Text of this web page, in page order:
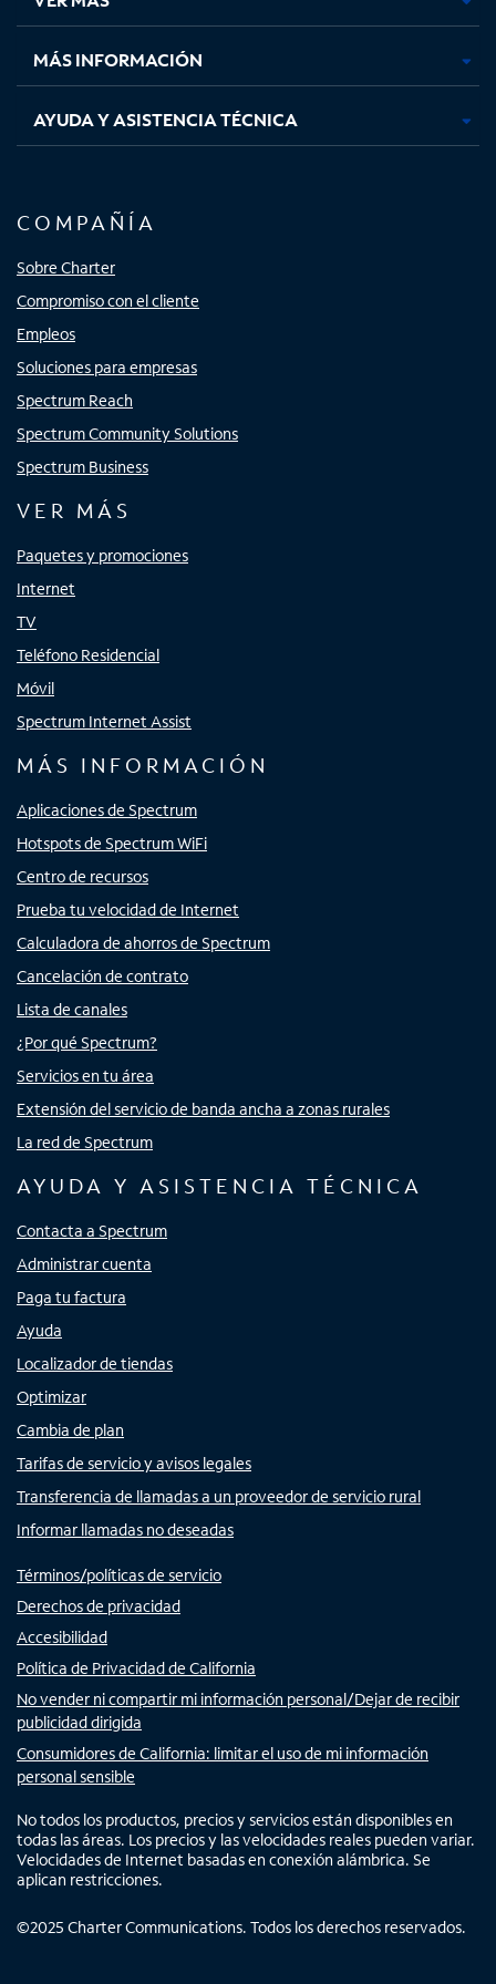
pestaña
nueva
pestaña
nueva
pestaña
nuevanueva
MÁS INFORMACIÓN
AYUDA Y ASISTENCIA TÉCNICA
COMPAÑÍA
Sobre Charter
Compromiso con el cliente
Empleos
Soluciones para empresas
Spectrum Reach
Spectrum Community Solutions
Spectrum Business
VER MÁS
Paquetes y promociones
Internet
TV
Teléfono Residencial
Móvil
Spectrum Internet Assist
MÁS INFORMACIÓN
Aplicaciones de Spectrum
Hotspots de Spectrum WiFi
Centro de recursos
Prueba tu velocidad de Internet
Calculadora de ahorros de Spectrum
Cancelación de contrato
Lista de canales
¿Por qué Spectrum?
Servicios en tu área
Extensión del servicio de banda ancha a zonas rurales
La red de Spectrum
AYUDA Y ASISTENCIA TÉCNICA
Contacta a Spectrum
Administrar cuenta
Paga tu factura
Ayuda
Localizador de tiendas
Optimizar
Cambia de plan
Tarifas de servicio y avisos legales
Transferencia de llamadas a un proveedor de servicio rural
Informar llamadas no deseadas
Términos/políticas de servicio
Derechos de privacidad
Accesibilidad
Política de Privacidad de California
No vender ni compartir mi información personal/Dejar de recibir
publicidad dirigida
Consumidores de California: limitar el uso de mi información
personal sensible
No todos los productos, precios y servicios están disponibles en
todas las áreas. Los precios y las velocidades reales pueden variar.
Velocidades de Internet basadas en conexión alámbrica. Se
aplican restricciones.
©2025 Charter Communications. Todos los derechos reservados.